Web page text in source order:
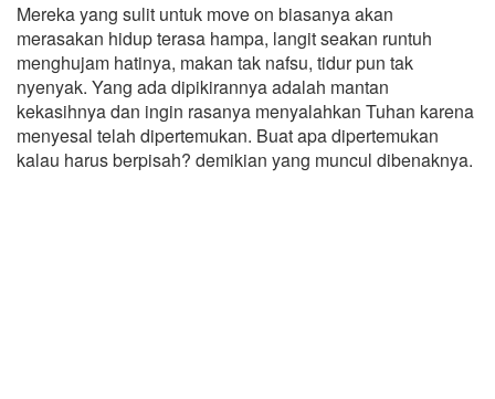
Mereka yang sulit untuk move on biasanya akan
merasakan hidup terasa hampa, langit seakan runtuh
menghujam hatinya, makan tak nafsu, tidur pun tak
nyenyak. Yang ada dipikirannya adalah mantan
kekasihnya dan ingin rasanya menyalahkan Tuhan karena
menyesal telah dipertemukan. Buat apa dipertemukan
kalau harus berpisah? demikian yang muncul dibenaknya.